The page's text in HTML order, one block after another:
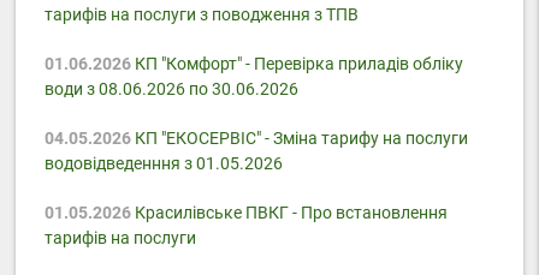
тарифів на послуги з поводження з ТПВ
01.06.2026КП "Комфорт" - Перевірка приладів обліку
води з 08.06.2026 по 30.06.2026
04.05.2026КП "ЕКОСЕРВІС" - Зміна тарифу на послуги
водовідведенння з 01.05.2026
01.05.2026Красилівське ПВКГ - Про встановлення
тарифів на послуги